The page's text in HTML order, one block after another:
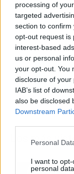
processing of
targeted
section to
opt-out request is
interest-based
us or personal
your opt-out. You
disclosure of
IAB’s list of
also be disclosed
Downstream
Personal
I want to
personal data.
Los más